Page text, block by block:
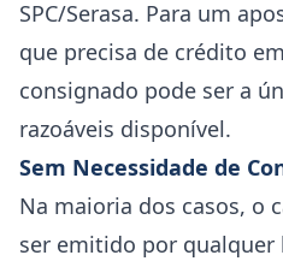
SPC/Serasa. Para um
que precisa de crédito
consignado pode ser a
razoáveis disponível.
Sem Necessidade de
Na maioria dos casos, o
ser emitido por qualquer